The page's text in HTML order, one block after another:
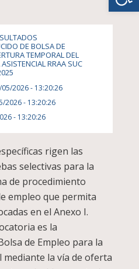
DE BOLSA DE
TEMPORAL DEL
RRAA SUC
2026 - 13:20:26
2026 - 13:20:26
- 13:20:26
ACUMULADA 29/05/2026
REDUCIDO DE
LA COBERTURA
DE MEDICO/A
LPA REF 6012025 /
rigen las
selectivas para la
de procedimiento
empleo que permita
en el Anexo I.
es la
de Empleo para la
la vía de oferta